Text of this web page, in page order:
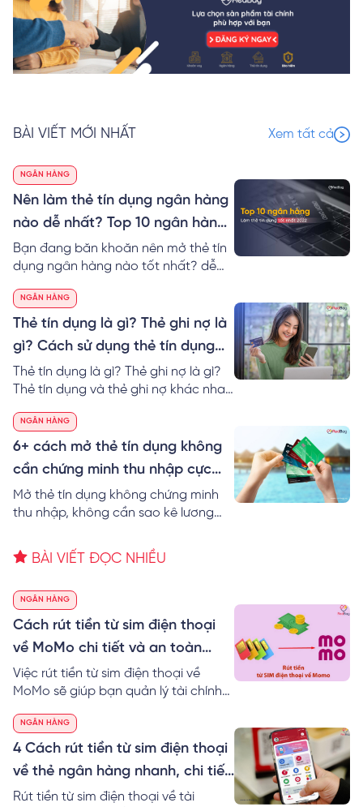
BÀI VIẾT MỚI NHẤT Xem tất cả
NGÂN HÀNG
Nên làm thẻ tín dụng ngân hàng
nào dễ nhất? Top 10 ngân hàng
làm thẻ tín dụng tốt nhất 2024
Bạn đang băn khoăn nên mở thẻ tín
dụng ngân hàng nào tốt nhất? dễ
thẻ tín dụng các ngân hàng cũng
như gợi ý Top 10 ngân hàng làm thẻ
tín dụng tốt nhất hiện nay.
NGÂN HÀNG
Thẻ tín dụng là gì? Thẻ ghi nợ là
gì? Cách sử dụng thẻ tín dụng
dễ nhất
Thẻ tín dụng là gì? Thẻ ghi nợ là gì?
Thẻ tín dụng và thẻ ghi nợ khác nhau
dụng và cách sử dụng thẻ tín dụng
không mất lãi!
NGÂN HÀNG
6+ cách mở thẻ tín dụng không
cần chứng minh thu nhập cực
đơn giản
Mở thẻ tín dụng không chứng minh
thu nhập, không cần sao kê lương
mở thẻ tín dụng không cần chứng
minh thu nhập cực dễ.
BÀI VIẾT ĐỌC NHIỀU
NGÂN HÀNG
Cách rút tiền từ sim điện thoại
về MoMo chi tiết và an toàn
nhất
Việc rút tiền từ sim điện thoại về
MoMo sẽ giúp bạn quản lý tài chính
dụng tiền linh hoạt vào nhiều công
việc khác nhau nhanh chóng hơn.
Tìm hiểu ngay cách rút tiền từ sim
điện thoại về MoMo an toàn nhé!
NGÂN HÀNG
4 Cách rút tiền từ sim điện thoại
về thẻ ngân hàng nhanh, chi tiết
nhất
Rút tiền từ sim điện thoại về tài